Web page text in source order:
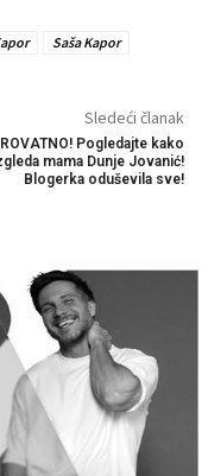
Saša Kapor
Sledeći članak
Pogledajte kako
mama Dunje Jovanić!
Blogerka oduševila sve!